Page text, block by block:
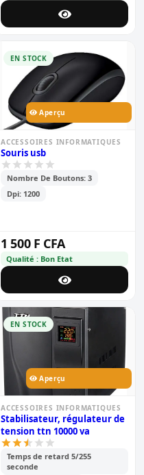
EN STOCK
Aperçu
ACCESSOIRES INFORMATIQUES
Souris usb
Nombre De Boutons: 3
Dpi: 1200
1 500 F CFA
Qualité : Bon Etat
EN STOCK
Aperçu
ACCESSOIRES INFORMATIQUES
Stabilisateur, régulateur de
tension ttn 10000 va
Temps de retard 5/255
seconde